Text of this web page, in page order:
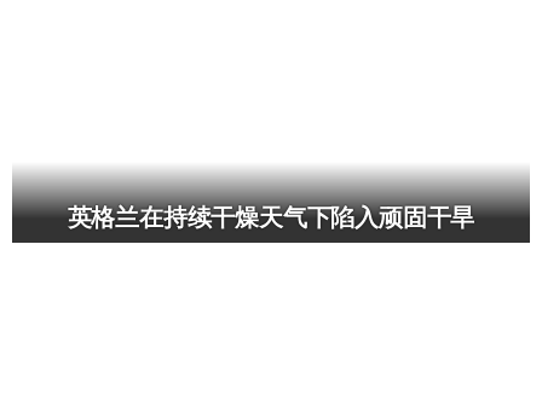
英格兰在持续干燥天气下陷入顽固干旱